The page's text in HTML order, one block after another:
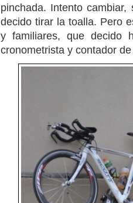
pinchada. Intento
decido tirar la toalla. Pero
y familiares, que decido
cronometrista y contador